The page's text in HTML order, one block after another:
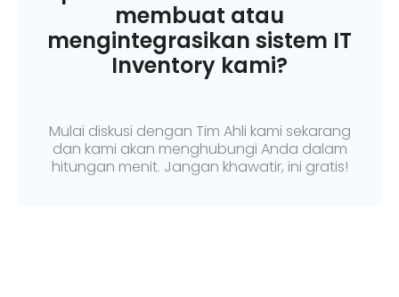
membuat atau
mengintegrasikan sistem IT
Inventory kami?
Mulai diskusi dengan Tim Ahli kami sekarang
dan kami akan menghubungi Anda dalam
hitungan menit. Jangan khawatir, ini gratis!